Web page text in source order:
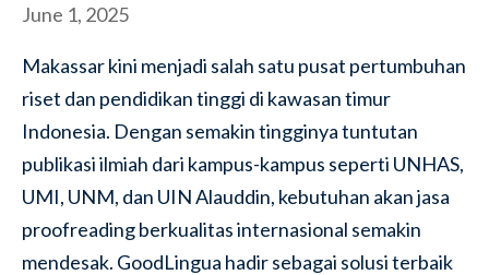
June 1, 2025
Makassar kini menjadi salah satu pusat pertumbuhan
riset dan pendidikan tinggi di kawasan timur
Indonesia. Dengan semakin tingginya tuntutan
publikasi ilmiah dari kampus-kampus seperti UNHAS,
UMI, UNM, dan UIN Alauddin, kebutuhan akan jasa
proofreading berkualitas internasional semakin
mendesak. GoodLingua hadir sebagai solusi terbaik